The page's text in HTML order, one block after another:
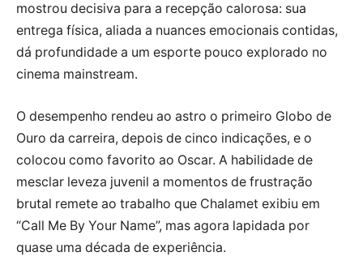
mostrou decisiva para a recepção calorosa: sua
entrega física, aliada a nuances emocionais contidas,
dá profundidade a um esporte pouco explorado no
cinema mainstream.
O desempenho rendeu ao astro o primeiro Globo de
Ouro da carreira, depois de cinco indicações, e o
colocou como favorito ao Oscar. A habilidade de
mesclar leveza juvenil a momentos de frustração
brutal remete ao trabalho que Chalamet exibiu em
“Call Me By Your Name”, mas agora lapidada por
quase uma década de experiência.